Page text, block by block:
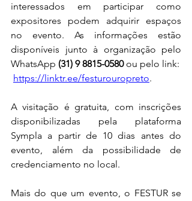
interessados em participar como
expositores podem adquirir espaços
no evento. As informações estão
disponíveis junto à organização pelo
WhatsApp (31) 9 8815-0580 ou pelo link:
https://linktr.ee/festurouropreto.
A visitação é gratuita, com inscrições
disponibilizadas pela plataforma
Sympla a partir de 10 dias antes do
evento, além da possibilidade de
credenciamento no local.
Mais do que um evento, o FESTUR se